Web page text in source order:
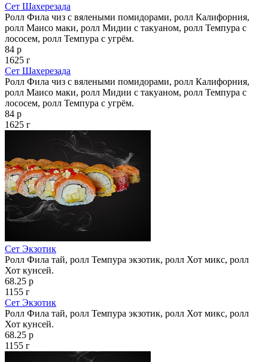
Сет Шахерезада
Ролл Фила чиз с вялеными помидорами, ролл Калифорния,
ролл Маисо маки, ролл Мидии с такуаном, ролл Темпура с
лососем, ролл Темпура с угрём.
84 р
1625 г
Сет Шахерезада
Ролл Фила чиз с вялеными помидорами, ролл Калифорния,
ролл Маисо маки, ролл Мидии с такуаном, ролл Темпура с
лососем, ролл Темпура с угрём.
84 р
1625 г
Сет Экзотик
Ролл Фила тай, ролл Темпура экзотик, ролл Хот микс, ролл
Хот кунсей.
68.25 р
1155 г
Сет Экзотик
Ролл Фила тай, ролл Темпура экзотик, ролл Хот микс, ролл
Хот кунсей.
68.25 р
1155 г